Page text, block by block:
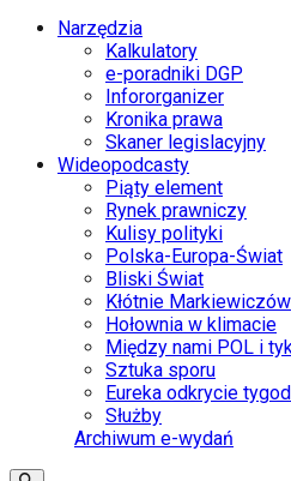
Narzędzia
Kalkulatory
e-poradniki DGP
Infororganizer
Kronika prawa
Skaner legislacyjny
Wideopodcasty
Piąty element
Rynek prawniczy
Kulisy polityki
Polska-Europa-Świat
Bliski Świat
Kłótnie Markiewiczów
Hołownia w klimacie
Między nami POL i
Sztuka sporu
Eureka odkrycie
Służby
Archiwum e-wydań